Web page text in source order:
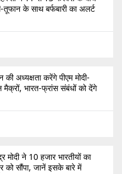
तूफान के साथ बर्फबारी का अलर्ट
अध्यक्षता करेंगे पीएम मोदी-
मैक्रों, भारत-फ्रांस संबंधों को देंगे
मोदी ने 10 हजार भारतीयों का
को सौंपा, जानें इसके बारे में